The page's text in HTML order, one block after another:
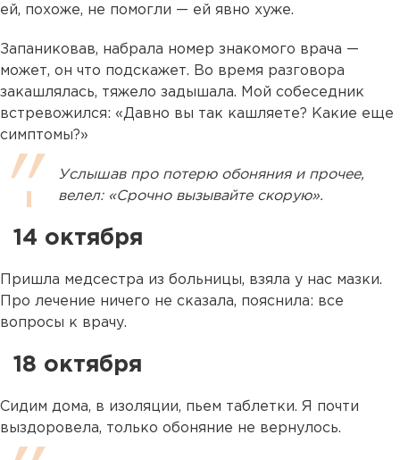
ей, похоже, не помогли — ей явно хуже.
Запаниковав, набрала номер знакомого врача —
может, он что подскажет. Во время разговора
закашлялась, тяжело задышала. Мой собеседник
встревожился: «Давно вы так кашляете? Какие еще
симптомы?»
Услышав про потерю обоняния и прочее,
велел: «Срочно вызывайте скорую».
14 октября
Пришла медсестра из больницы, взяла у нас мазки.
Про лечение ничего не сказала, пояснила: все
вопросы к врачу.
18 октября
Сидим дома, в изоляции, пьем таблетки. Я почти
выздоровела, только обоняние не вернулось.